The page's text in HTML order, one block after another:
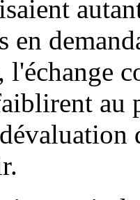
l'échange
au